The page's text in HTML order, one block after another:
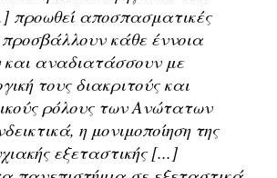
προωθεί αποσπασματικές
προσβάλλουν κάθε έννοια
και αναδιατάσσουν με
τους διακριτούς και
ρόλους των Ανώτατων
η μονιμοποίηση της
εξεταστικής [...]